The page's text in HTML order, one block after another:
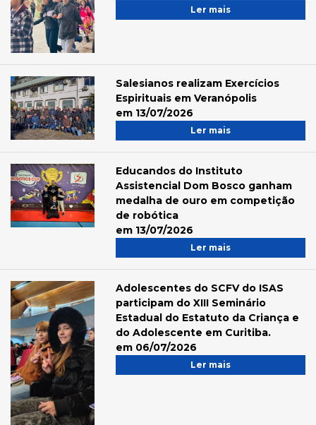
Ler mais
Salesianos realizam Exercícios
Espirituais em Veranópolis
em 13/07/2026
Ler mais
Educandos do Instituto
Assistencial Dom Bosco ganham
medalha de ouro em competição
de robótica
em 13/07/2026
Ler mais
Adolescentes do SCFV do ISAS
participam do XIII Seminário
Estadual do Estatuto da Criança e
do Adolescente em Curitiba.
em 06/07/2026
Ler mais